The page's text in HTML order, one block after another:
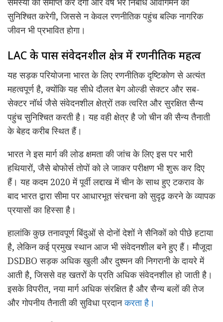
सुनिश्चित करेगी, जिससे न केवल रणनीतिक पहुंच बल्कि नागरिक
जीवन भी प्रभावित होगा।
LAC के पास संवेदनशील क्षेत्र में रणनीतिक महत्व
यह सड़क परियोजना भारत के लिए रणनीतिक दृष्टिकोण से अत्यंत
महत्वपूर्ण है, क्योंकि यह सीधे दौलत बेग ओल्डी सेक्टर और सब-
सेक्टर नॉर्थ जैसे संवेदनशील क्षेत्रों तक त्वरित और सुरक्षित सैन्य
पहुंच सुनिश्चित करती है। यह वही क्षेत्र है जो चीन की सैन्य तैनाती
के बेहद करीब स्थित हैं।
भारत ने इस मार्ग की लोड क्षमता की जांच के लिए इस पर भारी
हथियारों, जैसे बोफोर्स तोपों को ले जाकर परीक्षण भी शुरू कर दिए
हैं। यह कदम 2020 में पूर्वी लद्दाख में चीन के साथ हुए टकराव के
बाद भारत द्वारा सीमा पर आधारभूत संरचना को सुदृढ़ करने के व्यापक
प्रयासों का हिस्सा है।
हालांकि कुछ तनावपूर्ण बिंदुओं से दोनों देशों ने सैनिकों को पीछे हटाया
है, लेकिन कई प्रमुख स्थान आज भी संवेदनशील बने हुए हैं। मौजूदा
DSDBO सड़क अधिक खुली और दुश्मन की निगरानी के दायरे में
आती है, जिससे वह खतरों के प्रति अधिक संवेदनशील हो जाती है।
इसके विपरीत, नया मार्ग अधिक संरक्षित है और सैन्य बलों की तेज
और गोपनीय तैनाती की सुविधा प्रदानकरता है।